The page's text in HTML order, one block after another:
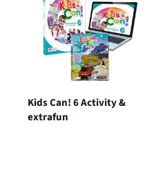
Kids Can! 6 Activity &
extrafun